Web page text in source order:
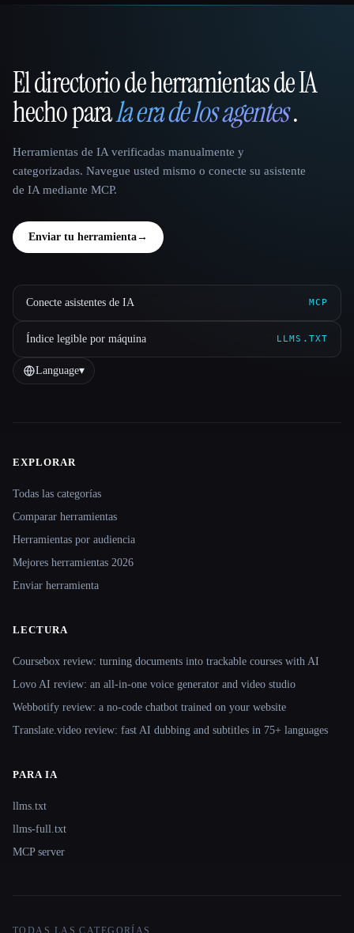
That AI Collection
El directorio de herramientas de IA
hecho parala era de los agentes.
Herramientas de IA verificadas manualmente y
categorizadas. Navegue usted mismo o conecte su asistente
de IA mediante MCP.
Enviar tu herramienta→
Conecte asistentes de IA MCP
Índice legible por máquina LLMS.TXT
Language▾
Site navigation
EXPLORAR
Todas las categorías
Comparar herramientas
Herramientas por audiencia
Mejores herramientas 2026
Enviar herramienta
LECTURA
Coursebox review: turning documents into trackable courses with AI
Lovo AI review: an all-in-one voice generator and video studio
Webbotify review: a no-code chatbot trained on your website
Translate.video review: fast AI dubbing and subtitles in 75+ languages
PARA IA
llms.txt
llms-full.txt
MCP server
TODAS LAS CATEGORÍAS